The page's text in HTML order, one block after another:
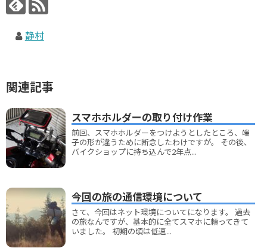
静村
関連記事
スマホホルダーの取り付け作業
前回、スマホホルダーをつけようとしたところ、端
子の形が違うために断念したわけですが。 その後、
バイクショップに持ち込んで2年点...
今回の旅の通信環境について
さて、今回はネット環境についてになります。 過去
の旅なんですが、基本的に全てスマホに頼ってきて
いました。 初期の頃は低速...